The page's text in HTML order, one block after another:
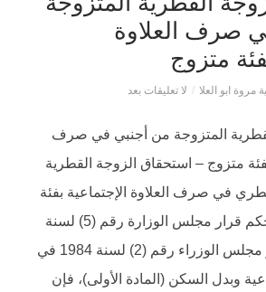
صرف العلاوة
متزوج
مروة ابو العلا / لا تعليقات بعد
المتزوجة من أجنبي في صرف
بفئة متزوج – استحقاق الزوجة القطرية
في صرف العلاوة الإجتماعية بفئة
متزوج. إنه إعمالا لحكم قرار مجلس الوزارة رقم (5) لسنة
1976 المعدل بقرار مجلس الوزراء رقم (2) لسنة 1984 في
وبدل السكن (المادة الأولى)، فإن